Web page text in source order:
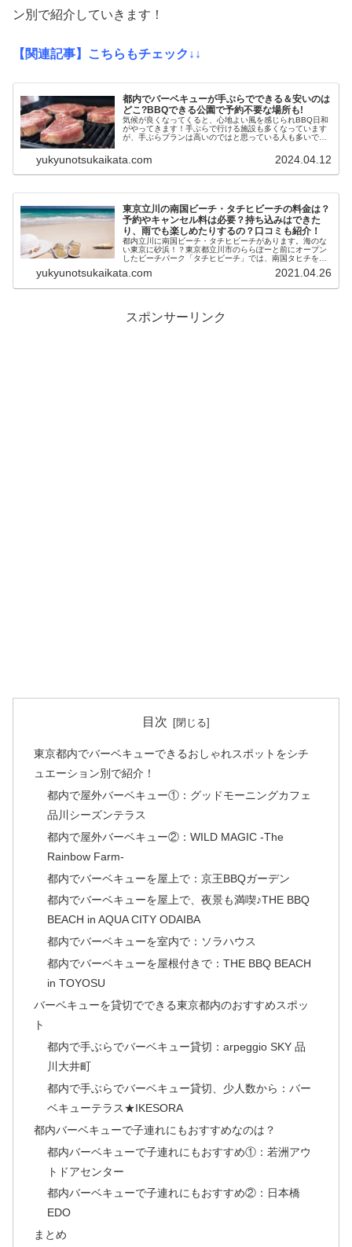
ン別で紹介していきます！
【関連記事】こちらもチェック↓↓
都内でバーベキューが手ぶらでできる＆安いのは
どこ?BBQできる公園で予約不要な場所も!
気候が良くなってくると、心地よい風を感じられBBQ日和
がやってきます！手ぶらで行ける施設も多くなっています
が、手ぶらプランは高いのではと思っている人も多いで
yukyunotsukaikata.com 2024.04.12
東京立川の南国ビーチ・タチヒビーチの料金は？
予約やキャンセル料は必要？持ち込みはできた
り、雨でも楽しめたりするの？口コミも紹介！
都内立川に南国ビーチ・タチヒビーチがあります。海のな
い東京に砂浜！？東京都立川市のららぽーと前にオープン
したビーチパーク「タチヒビーチ」では、南国タヒチを味
す。砂浜はヨガやフラダンス、音楽イ...
yukyunotsukaikata.com 2021.04.26
スポンサーリンク
目次
東京都内でバーベキューできるおしゃれスポットをシチ
ュエーション別で紹介！
都内で屋外バーベキュー①：グッドモーニングカフェ
品川シーズンテラス
都内で屋外バーベキュー②：WILD MAGIC -The
Rainbow Farm-
都内でバーベキューを屋上で：京王BBQガーデン
都内でバーベキューを屋上で、夜景も満喫♪THE BBQ
BEACH in AQUA CITY ODAIBA
都内でバーベキューを室内で：ソラハウス
都内でバーベキューを屋根付きで：THE BBQ BEACH
in TOYOSU
バーベキューを貸切でできる東京都内のおすすめスポッ
ト
都内で手ぶらでバーベキュー貸切：arpeggio SKY 品
川大井町
都内で手ぶらでバーベキュー貸切、少人数から：バー
ベキューテラス★IKESORA
都内バーベキューで子連れにもおすすめなのは？
都内バーベキューで子連れにもおすすめ①：若洲アウ
トドアセンター
都内バーベキューで子連れにもおすすめ②：日本橋
EDO
まとめ